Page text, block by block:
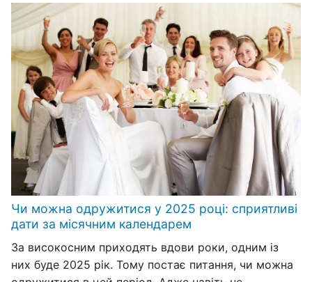
Чи можна одружитися у 2025 році: сприятливі
дати за місячним календарем
За високосним приходять вдови роки, одним із
них буде 2025 рік. Тому постає питання, чи можна